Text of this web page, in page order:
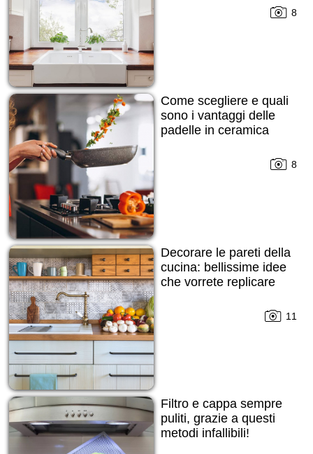
8
Come scegliere e quali
sono i vantaggi delle
padelle in ceramica
8
Decorare le pareti della
cucina: bellissime idee
che vorrete replicare
11
Filtro e cappa sempre
puliti, grazie a questi
metodi infallibili!